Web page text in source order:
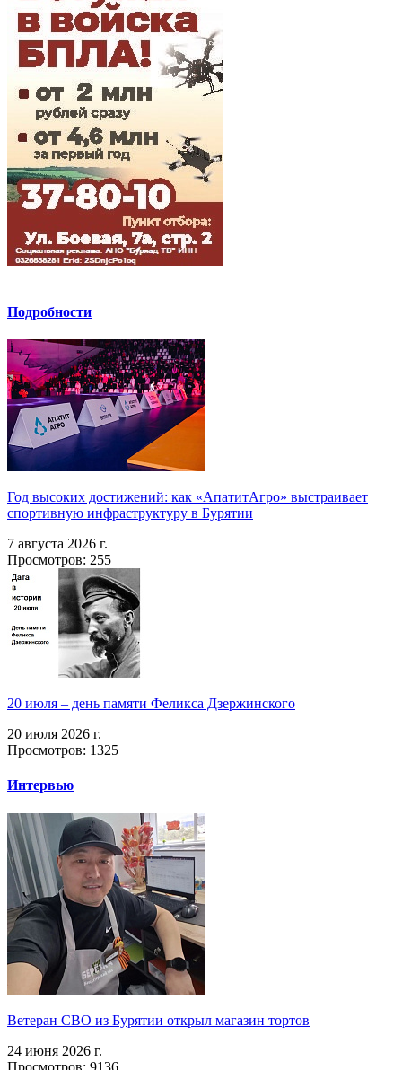
Подробности
Год высоких достижений: как «АпатитАгро» выстраивает
спортивную инфраструктуру в Бурятии
7 августа 2026 г.
Просмотров: 255
20 июля – день памяти Феликса Дзержинского
20 июля 2026 г.
Просмотров: 1325
Интервью
Ветеран СВО из Бурятии открыл магазин тортов
24 июня 2026 г.
Просмотров: 9136